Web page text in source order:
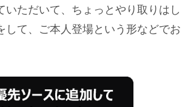
ただいて、ちょっとやり取りはし
て、ご本人登場という形などでお